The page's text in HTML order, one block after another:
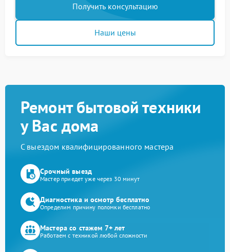
Получить консультацию
Наши цены
Ремонт бытовой техники
у Вас дома
С выездом квалифицированного мастера
Срочный выезд
Мастер приедет уже через 30 минут
Диагностика и осмотр бесплатно
Определим причину поломки бесплатно
Мастера со стажем 7+ лет
Работаем с техникой любой сложности